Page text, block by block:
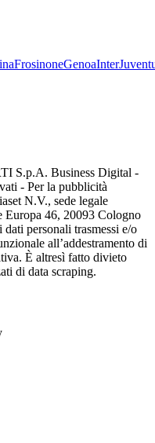
FrosinoneGenoaInter
S.p.A. Business Digital -
- Per la pubblicità
N.V., sede legale
Europa 46, 20093 Cologno
personali trasmessi e/o
all’addestramento di
È altresì fatto divieto
di data scraping.